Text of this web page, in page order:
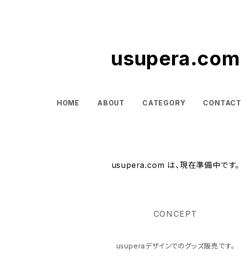
usupera.com
HOME ABOUT CATEGORY CONTACT
usupera.com は、現在準備中です。
CONCEPT
usuperaデザインでのグッズ販売です。